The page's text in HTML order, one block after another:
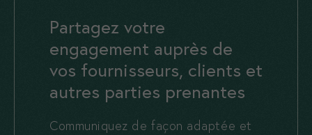
Partagez votre
engagement auprès de
vos fournisseurs, clients et
autres parties prenantes
Communiquez de façon adaptée et